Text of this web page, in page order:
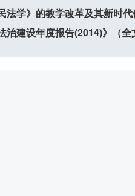
法学》的教学改革及其新时
治建设年度报告(2014)》（全